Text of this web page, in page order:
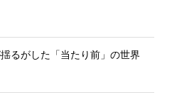
るがした「当たり前」の世界